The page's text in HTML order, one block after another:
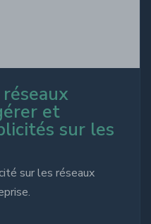
et
sur les
sur les réseaux